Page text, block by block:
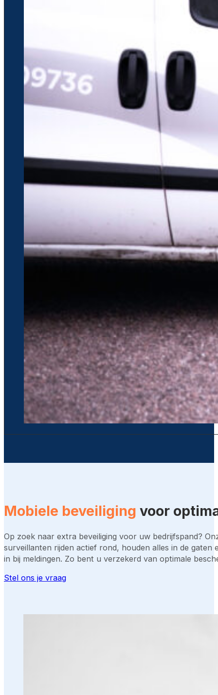
Mobiele beveiliging voor
Op zoek naar extra beveiliging voor uw bedrijfspand?
surveillanten rijden actief rond, houden alles in de gaten
in bij meldingen. Zo bent u verzekerd van optimale
Stel ons je vraag